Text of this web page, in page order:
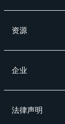
资源
企业
法律声明